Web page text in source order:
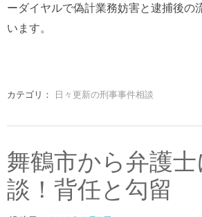
ーダイヤルで偽計業務妨害と逮捕後の
います。
カテゴリ： 日々更新の刑事事件相談
舞鶴市から弁護
談！背任と勾留